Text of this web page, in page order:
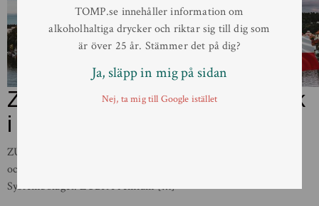
ZUBR Premium – bästa tjeck
i stort blindtest.
ZUBR Premium lanserades på Systembolaget den 1 september
och är den mest prisvärda tjecken på halvlitersflaska på
Systembolaget. ZUBR Premium […]
TOMP.se innehåller information om
alkoholhaltiga drycker och riktar sig till dig som
är över 25 år. Stämmer det på dig?
Ja, släpp in mig på sidan
Nej, ta mig till Google istället